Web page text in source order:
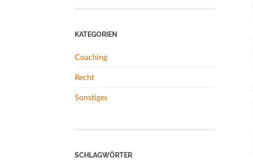
KATEGORIEN
Coaching
Recht
Sonstiges
SCHLAGWÖRTER